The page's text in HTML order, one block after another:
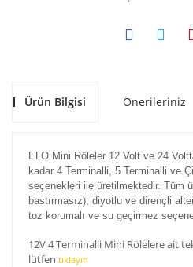
Ürün Bilgisi Önerileriniz
ELO Mini Röleler 12 Volt ve 24
kadar 4 Terminalli, 5 Terminalli ve
seçenekleri ile üretilmektedir. Tüm
bastırmasız), diyotlu ve dirençli
toz korumalı ve su geçirmez
12V 4 Terminalli Mini Rölelere ait
lütfen tıklayın